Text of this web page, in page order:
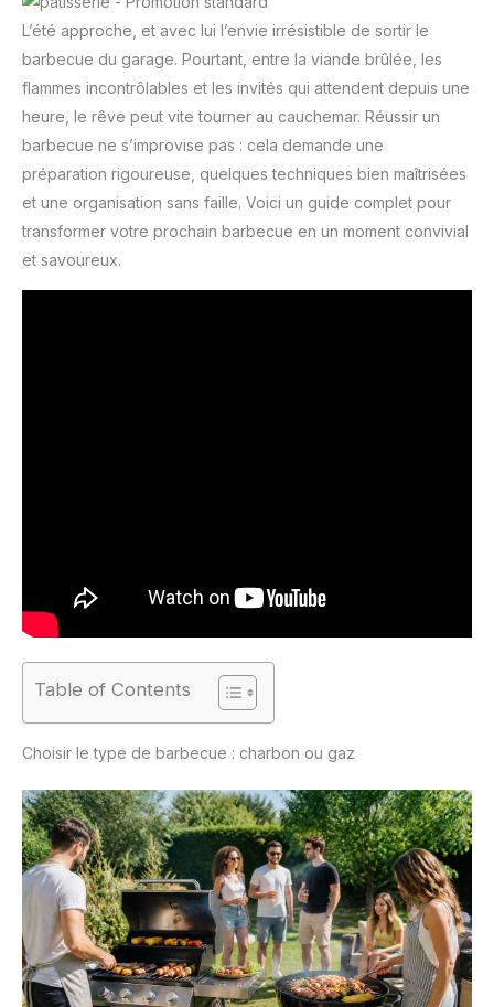
L’été approche, et avec lui l’envie irrésistible de sortir le
barbecue du garage. Pourtant, entre la viande brûlée, les
flammes incontrôlables et les invités qui attendent depuis une
heure, le rêve peut vite tourner au cauchemar. Réussir un
barbecue ne s’improvise pas : cela demande une
préparation rigoureuse, quelques techniques bien maîtrisées
et une organisation sans faille. Voici un guide complet pour
transformer votre prochain barbecue en un moment convivial
et savoureux.
Table of Contents
Choisir le type de barbecue : charbon ou gaz